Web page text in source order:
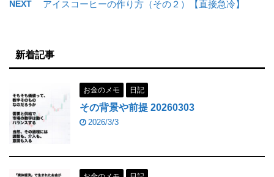
NEXT アイスコーヒーの作り方（その２）【直接急冷】
新着記事
お金のメモ 日記
その背景や前提 20260303
2026/3/3